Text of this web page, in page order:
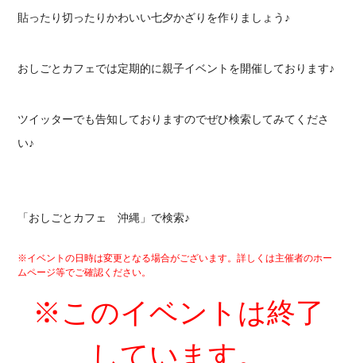
貼ったり切ったりかわいい七夕かざりを作りましょう♪
おしごとカフェでは定期的に親子イベントを開催しております♪
ツイッターでも告知しておりますのでぜひ検索してみてくださ
い♪
「おしごとカフェ 沖縄」で検索♪
※イベントの日時は変更となる場合がございます。詳しくは主催者のホー
ムページ等でご確認ください。
※このイベントは終了
しています。